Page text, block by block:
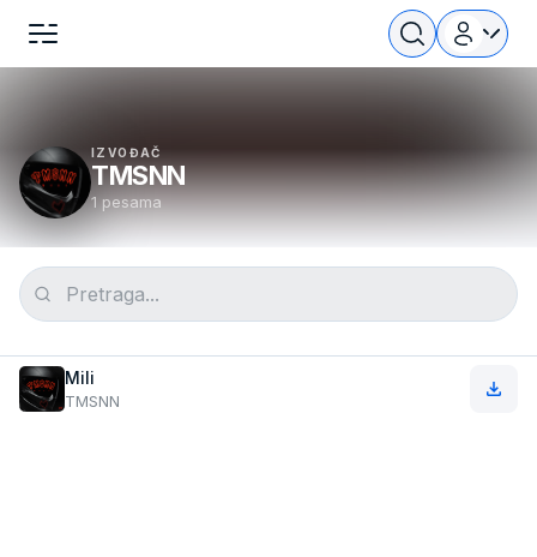
IZVOĐAČ
TMSNN
1 pesama
Mili
TMSNN